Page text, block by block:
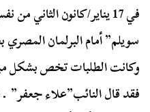
في 17 يناير/كانون
وكانت الطلبات تخص بشكل
فقد قال النائب”علاء جعفر” ـ